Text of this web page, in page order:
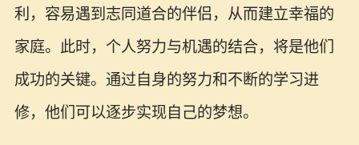
利，容易遇到志同道合的伴侣，从而建立幸福的
家庭。此时，个人努力与机遇的结合，将是他们
成功的关键。通过自身的努力和不断的学习进
修，他们可以逐步实现自己的梦想。